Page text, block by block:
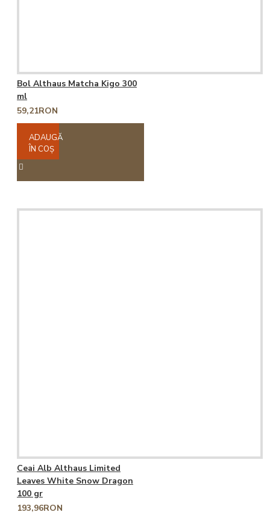
Bol Althaus Matcha Kigo 300
ml
59,21RON
ADAUGĂ
ÎN COŞ
Ceai Alb Althaus Limited
Leaves White Snow Dragon
100 gr
193,96RON